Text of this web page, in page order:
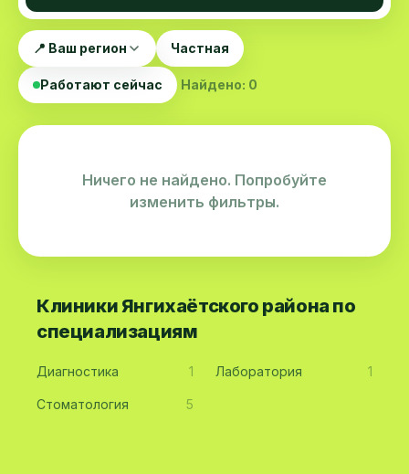
📍 Ваш регион Частная
Работают сейчас Найдено: 0
Ничего не найдено. Попробуйте
изменить фильтры.
Клиники Янгихаётского района по
специализациям
Диагностика 1 Лаборатория 1
Стоматология 5